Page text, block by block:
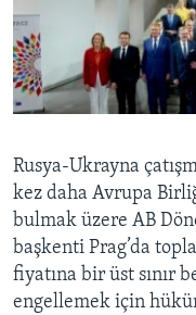
HAYATTAN
SANAT
BIZI TAKIP EDIN
Diller
Rusya-Ukrayna
kez daha Avrupa
bulmak üzere AB
başkenti Prag’da
fiyatına bir üst sınır
engellemek için